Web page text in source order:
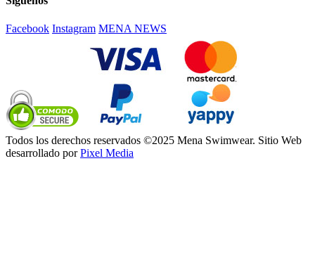
Facebook Instagram MENA NEWS
Todos los derechos reservados ©2025 Mena Swimwear. Sitio Web
desarrollado porPixel Media